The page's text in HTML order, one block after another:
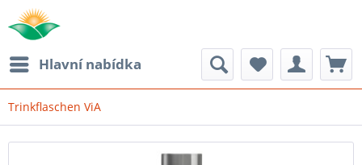
Hlavní nabídka
Trinkflaschen ViA